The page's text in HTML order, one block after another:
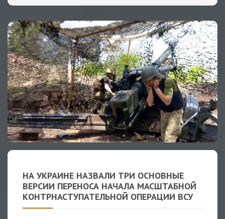
НА УКРАИНЕ НАЗВАЛИ ТРИ ОСНОВНЫЕ
ВЕРСИИ ПЕРЕНОСА НАЧАЛА МАСШТАБНОЙ
КОНТРНАСТУПАТЕЛЬНОЙ ОПЕРАЦИИ ВСУ